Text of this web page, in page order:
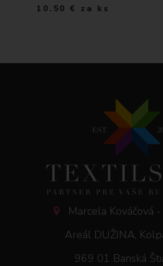
10.50 € za ks
Marcela Kováčová
Areál DUŽINA,
969 01 Banská